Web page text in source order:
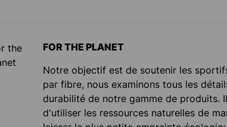
FOR THE PLANET
Notre objectif est de soutenir les
par fibre, nous examinons tous les
durabilité de notre gamme de produits.
d'utiliser les ressources naturelles de